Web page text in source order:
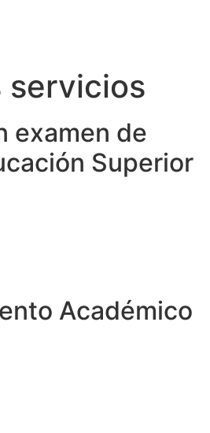
servicios
examen de
Superior
Académico